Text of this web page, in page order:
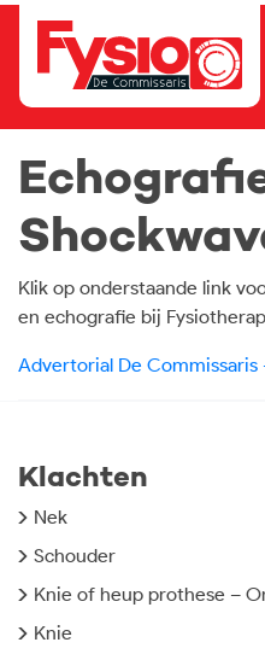
Klik op onderstaande link
en echografie bij
Advertorial De Commissaris
Klachten
Nek
Schouder
Knie of heup prothese –
Knie